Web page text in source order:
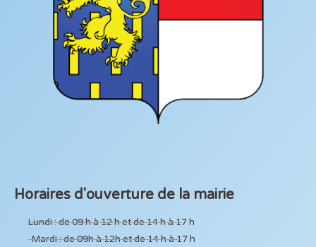
Horaires d'ouverture de la mairie
Lundi : de 09 h à 12 h et de 14 h à 17 h
Mardi : de 09h à 12h et de 14 h à 17 h